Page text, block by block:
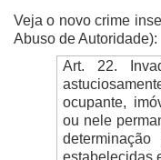
Veja o novo crime
Abuso de Autoridade):
Art. 22.
ocupante,
ou nele